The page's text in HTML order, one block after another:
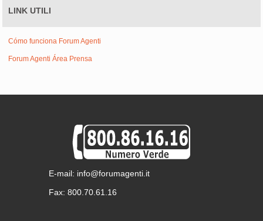
LINK UTILI
Cómo funciona Forum Agenti
Forum Agenti Área Prensa
E-mail: info@forumagenti.it
Fax: 800.70.61.16